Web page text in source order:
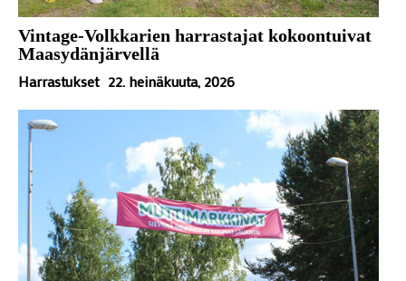
Vintage-Volkkarien harrastajat kokoontuivat
Maasydänjärvellä
Harrastukset 22. heinäkuuta, 2026